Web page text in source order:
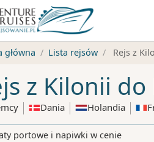
główna Lista rejsów Rejs z
z Kilonii
Dania Holandia
portowe i napiwki w cenie